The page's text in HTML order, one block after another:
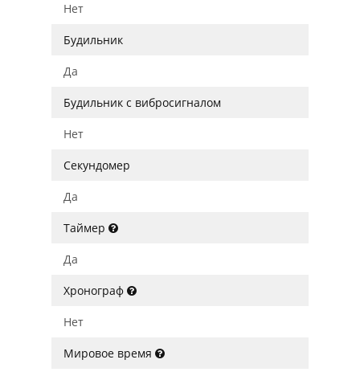
Нет
Будильник
Да
Будильник с вибросигналом
Нет
Секундомер
Да
Таймер
Да
Хронограф
Нет
Мировое время